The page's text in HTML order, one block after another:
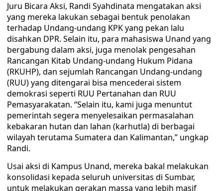
Juru Bicara Aksi, Randi Syahdinata mengatakan aksi
yang mereka lakukan sebagai bentuk penolakan
terhadap Undang-undang KPK yang pekan lalu
disahkan DPR. Selain itu, para mahasiswa Unand yang
bergabung dalam aksi, juga menolak pengesahan
Rancangan Kitab Undang-undang Hukum Pidana
(RKUHP), dan sejumlah Rancangan Undang-undang
(RUU) yang ditengarai bisa mencederai sistem
demokrasi seperti RUU Pertanahan dan RUU
Pemasyarakatan. “Selain itu, kami juga menuntut
pemerintah segera menyelesaikan permasalahan
kebakaran hutan dan lahan (karhutla) di berbagai
wilayah terutama Sumatera dan Kalimantan,” ungkap
Randi.
Usai aksi di Kampus Unand, mereka bakal melakukan
konsolidasi kepada seluruh universitas di Sumbar,
untuk melakukan gerakan massa yang lebih masif